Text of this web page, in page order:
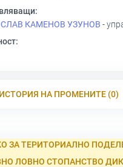
КАМЕНОВ УЗУНОВ -
НА ПРОМЕНИТЕ (0)
ЗА ТЕРИТОРИАЛНО
ЛОВНО СТОПАНСТВО